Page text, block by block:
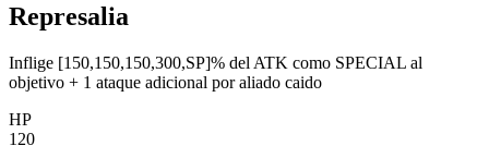
Represalia
Inflige [150,150,150,300,SP]% del ATK como SPECIAL al
objetivo + 1 ataque adicional por aliado caido
HP
120